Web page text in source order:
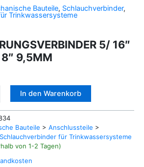
Bauteile, Schlauchverbinder,
Trinkwassersysteme
5/ 16″
9,5MM
In den Warenkorb
Bauteile > Anschlussteile >
Schlauchverbinder für Trinkwassersysteme
von 1-2 Tagen)